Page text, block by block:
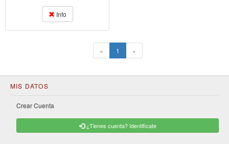
Info
« 1 (current)
»
MIS DATOS
Crear Cuenta
¿Tienes cuenta? Identificate